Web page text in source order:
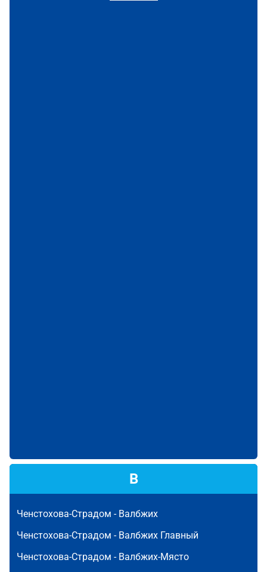
В
Ченстохова-Страдом - Валбжих
Ченстохова-Страдом - Валбжих Главный
Ченстохова-Страдом - Валбжих-Място